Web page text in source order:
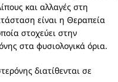
και αλλαγές στη
είναι η Θεραπεία
στοχεύει στην
στα φυσιολογικά όρια.
διατίθενται σε